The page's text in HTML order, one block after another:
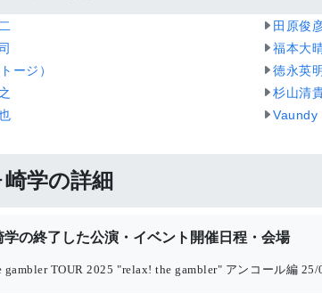
田原俊
福本大
ージ）
徳永英明
杉山清
Vaundy
学の詳細
学の終了した公演・イベント開催日程・会場
gambler TOUR 2025 "relax! the gambler" アンコール編 25/